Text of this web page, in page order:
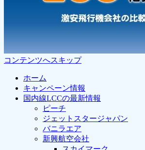
コンテンツへスキップ
ホーム
キャンペーン情報
国内線LCCの最新情報
ピーチ
ジェットスタージャパン
バニラエア
新興航空会社